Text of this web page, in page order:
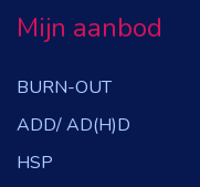
Mijn aanbod
BURN-OUT
ADD/ AD(H)D
HSP